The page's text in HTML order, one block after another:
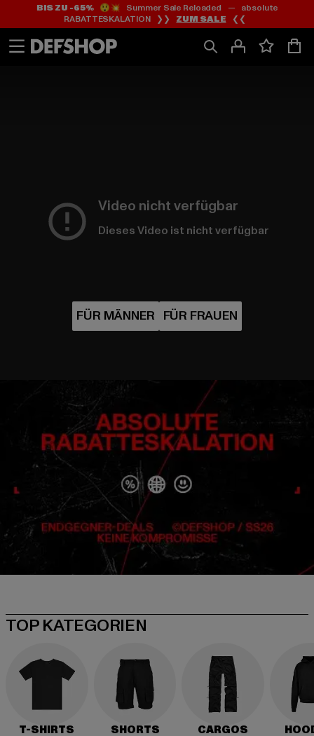
Zum
Inhalt
springen
Zum
Fußzeile
springen
BIS ZU -65%😲💥 Summer Sale Reloaded — absolute
RABATTESKALATION ❯❯ ZUM SALE ❮❮
Video nicht verfügbar
Dieses Video ist nicht verfügbar
TOP KATEGORIEN
T-SHIRTS SHORTS CARGOS